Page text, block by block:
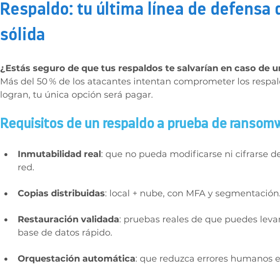
Respaldo: tu última línea de defensa
sólida
¿Estás seguro de que tus respaldos te salvarían en caso de
Más del 50 % de los atacantes intentan comprometer los
logran, tu única opción será pagar.
Requisitos de un respaldo a prueba de
Inmutabilidad real: que no pueda modificarse ni cifrarse
red.
Copias distribuidas: local + nube, con MFA y segmentación.
Restauración validada: pruebas reales de que puedes
base de datos rápido.
Orquestación automática: que reduzca errores humanos